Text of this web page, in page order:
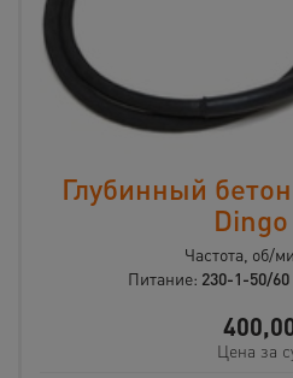
Глубинный
Частота, об/
Питание: 230-1-50/
Цена за